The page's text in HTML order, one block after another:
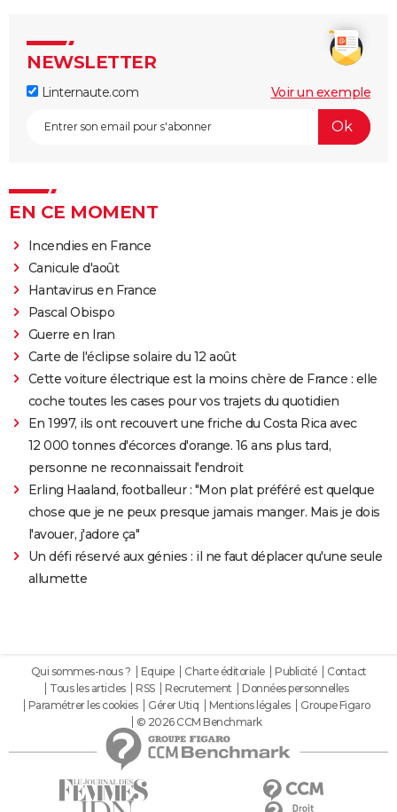
NEWSLETTER
Linternaute.com Voir un exemple
EN CE MOMENT
Incendies en France
Canicule d'août
Hantavirus en France
Pascal Obispo
Guerre en Iran
Carte de l'éclipse solaire du 12 août
Cette voiture électrique est la moins chère de France : elle
coche toutes les cases pour vos trajets du quotidien
En 1997, ils ont recouvert une friche du Costa Rica avec
12 000 tonnes d'écorces d'orange. 16 ans plus tard,
personne ne reconnaissait l'endroit
Erling Haaland, footballeur : "Mon plat préféré est quelque
chose que je ne peux presque jamais manger. Mais je dois
l'avouer, j'adore ça"
Un défi réservé aux génies : il ne faut déplacer qu'une seule
allumette
Qui sommes-nous ? Equipe Charte éditoriale Publicité
Contact
Tous les articles
RSS Recrutement
Données personnelles
Paramétrer les cookies
Gérer Utiq Mentions légales
Groupe Figaro
© 2026 CCM Benchmark